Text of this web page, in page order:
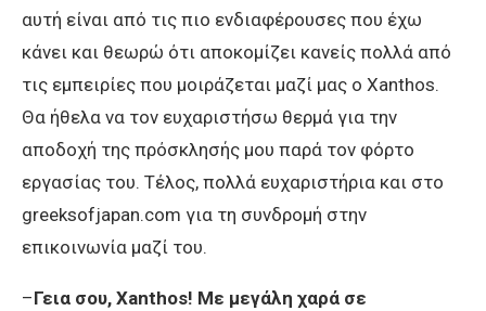
αυτή είναι από τις πιο ενδιαφέρουσες που έχω
κάνει και θεωρώ ότι αποκομίζει κανείς πολλά από
τις εμπειρίες που μοιράζεται μαζί μας ο Xanthos.
Θα ήθελα να τον ευχαριστήσω θερμά για την
αποδοχή της πρόσκλησής μου παρά τον φόρτο
εργασίας του. Τέλος, πολλά ευχαριστήρια και στο
greeksofjapan.com για τη συνδρομή στην
επικοινωνία μαζί του.
–Γεια σου, Xanthos! Με μεγάλη χαρά σε